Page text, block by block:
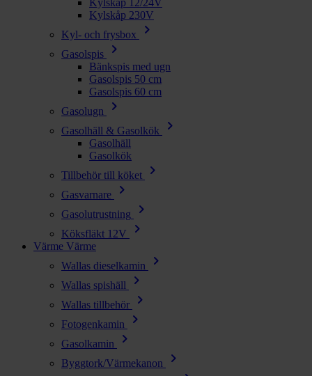
Kylskåp 12/24V
Kylskåp 230V
Kyl- och frysbox
chevron_right
Gasolspis chevron_right
Bänkspis med ugn
Gasolspis 50 cm
Gasolspis 60 cm
Gasolugn
chevron_right
Gasolhäll & Gasolkök chevron_right
Gasolhäll
Gasolkök
Tillbehör till köket
chevron_right
Gasvarnare chevron_right
Gasolutrustning chevron_right
Köksfläkt 12V chevron_right
Värme Värme
Wallas dieselkamin
chevron_right
Wallas spishäll chevron_right
Wallas tillbehör chevron_right
Fotogenkamin chevron_right
Gasolkamin chevron_right
Byggtork/Värmekanon chevron_right